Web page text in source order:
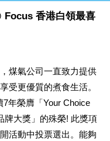
Focus 香港白領最喜
煤氣公司一直致力提供
受更優質的煮食生活。
年榮膺「Your Choice
牌大獎」的殊榮! 此獎項
活動中投票選出。能夠